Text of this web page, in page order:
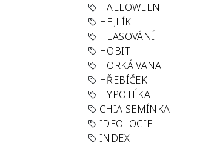
HALLOWEEN
HEJLÍK
HLASOVÁNÍ
HOBIT
HORKÁ VANA
HŘEBÍČEK
HYPOTÉKA
CHIA SEMÍNKA
IDEOLOGIE
INDEX